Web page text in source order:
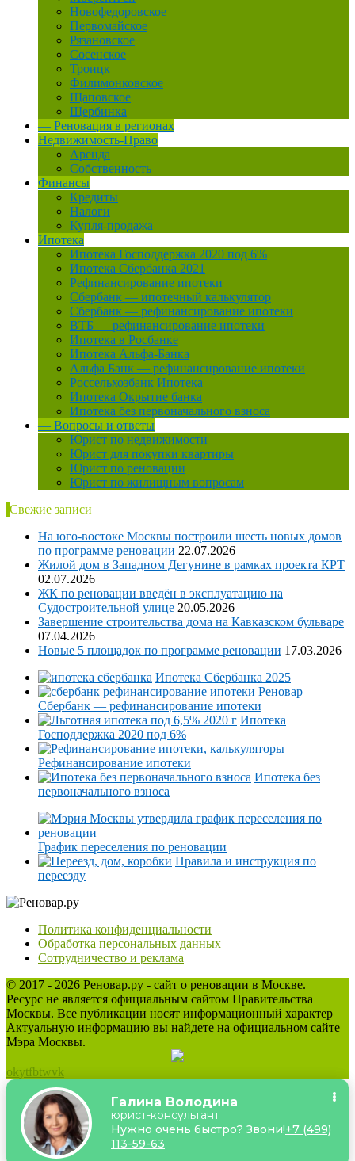
Новофедоровское
Первомайское
Рязановское
Сосенское
Троицк
Филимонковское
Щаповское
Щербинка
— Реновация в регионах
Недвижимость-Право
Аренда
Собственность
Финансы
Кредиты
Налоги
Купля-продажа
Ипотека
Ипотека Господдержка 2020 под 6%
Ипотека Сбербанка 2021
Рефинансирование ипотеки
Сбербанк — ипотечный калькулятор
Сбербанк — рефинансирование ипотеки
ВТБ — рефинансирование ипотеки
Ипотека в Росбанке
Ипотека Альфа-Банка
Альфа Банк — рефинансирование ипотеки
Россельхозбанк Ипотека
Ипотека Окрытие банка
Ипотека без первоначального взноса
— Вопросы и ответы
Юрист по недвижимости
Юрист для покупки квартиры
Юрист по реновации
Юрист по жилищным вопросам
Свежие записи
На юго-востоке Москвы построили шесть новых домов
по программе реновации 22.07.2026
Жилой дом в Западном Дегунине в рамках проекта КРТ
02.07.2026
ЖК по реновации введён в эксплуатацию на
Судостроительной улице 20.05.2026
Завершение строительства дома на Кавказском бульваре
07.04.2026
Новые 5 площадок по программе реновации 17.03.2026
Ипотека Сбербанка 2025
Сбербанк — рефинансирование ипотеки
Ипотека
Господдержка 2020 под 6%
Рефинансирование ипотеки
Ипотека без
первоначального взноса
График переселения по реновации
Правила и инструкция по
переезду
Политика конфиденциальности
Обработка персональных данных
Сотрудничество и реклама
© 2017 - 2026 Реновар.ру - сайт о реновации в Москве.
Ресурс не является официальным сайтом Правительства
Москвы. Все публикации носят информационный характер
Актуальную информацию вы найдете на официальном сайте
Мэра Москвы.
okytfbtwvk